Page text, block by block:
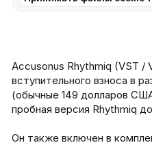
Accusonus Rhythmiq (VST /
вступительного взноса в
(обычные 149 долларов
пробная версия Rhythmiq
Он также включен в